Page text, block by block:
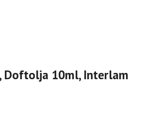
Doftolja 10ml, Interlam